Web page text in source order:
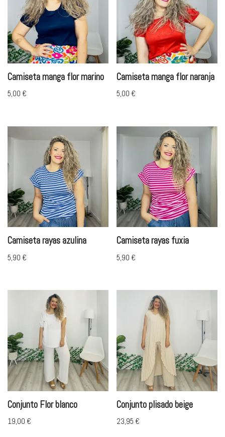
Camiseta manga flor marino
5,00 €
Camiseta manga flor naranja
5,00 €
Camiseta rayas azulina
5,90 €
Camiseta rayas fuxia
5,90 €
Conjunto Flor blanco
19,00 €
Conjunto plisado beige
23,95 €